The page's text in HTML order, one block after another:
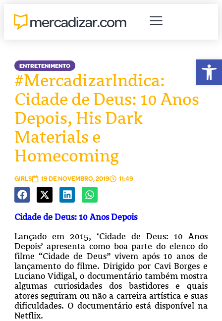
ENTRETENIMENTO
#MercadizarIndica:
Cidade de Deus: 10 Anos
Depois, His Dark
Materials e
Homecoming
GIRLS 19 DE NOVEMBRO, 2019 11:49
Cidade de Deus: 10 Anos Depois
Lançado em 2015, ‘Cidade de Deus: 10 Anos
Depois’ apresenta como boa parte do elenco do
filme “Cidade de Deus” vivem após 10 anos de
lançamento do filme. Dirigido por Cavi Borges e
Luciano Vidigal, o documentário também mostra
algumas curiosidades dos bastidores e quais
atores seguiram ou não a carreira artística e suas
dificuldades. O documentário está disponível na
Netflix.